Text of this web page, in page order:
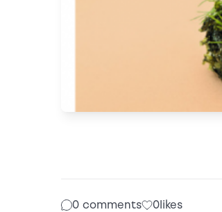
0 comments 0likes